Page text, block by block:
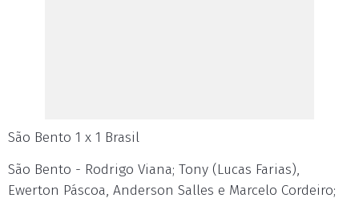
São Bento 1 x 1 Brasil
São Bento - Rodrigo Viana; Tony (Lucas Farias),
Ewerton Páscoa, Anderson Salles e Marcelo Cordeiro;